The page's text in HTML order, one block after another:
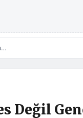
Saç Beyazlamasının Gerçek Nedeni Stres Değil Genetik: Uzman Yanılgıları Düzeltti
Değil